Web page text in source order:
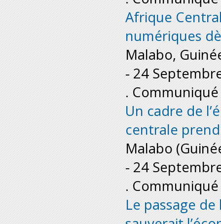
Afrique
numériques
Malabo,
- 24
.
Un cadre de
centrale
Malabo
- 24
.
Le passage